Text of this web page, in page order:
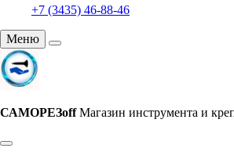
+7 (3435) 46-88-46
Меню
САМОРЕЗoff Магазин инструмента и